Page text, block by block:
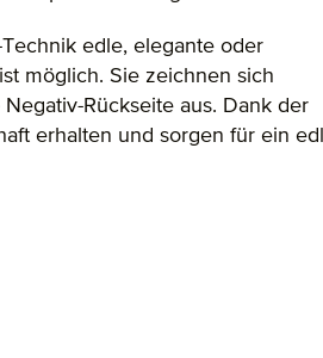
edle, elegante oder
möglich. Sie zeichnen sich
Rückseite aus. Dank der
erhalten und sorgen für ein